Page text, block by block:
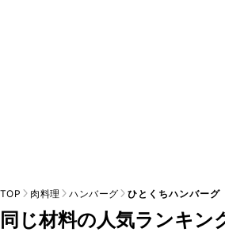
TOP 肉料理 ハンバーグ ひとくちハンバーグ
同じ材料の人気ランキン